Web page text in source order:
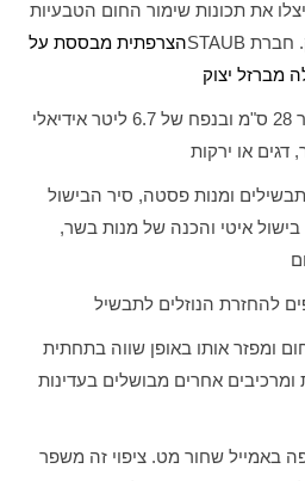
את תכונות שימור החום הטבעיות
חברת STAUBהצרפתית מבססת על
מברזל יצוק
סיר בישול מברזל יצוק בקוטר 28 ס"מ ובנפח של 6.7 ליטר אידיאלי
דגים או ירקות
ומנות פסטה, סיר הבישול
בישול איטי והכנה של מנות בשר,
להחזרת הנוזלים לתבשיל
ומפזר אותו באופן שווה בתחתית
אחרים מבושלים בעדינות
באמייל שחור מט. ציפוי זה משפר